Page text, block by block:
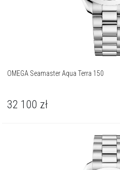
OMEGA Seamaster Aqua Terra 150
32 100 zł